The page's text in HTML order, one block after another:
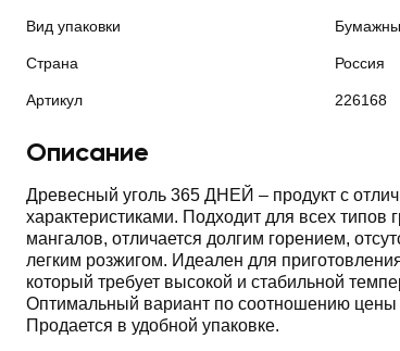
Вид упаковки
Страна Россия
Артикул 226168
Описание
Древесный уголь 365 ДНЕЙ – продукт с
характеристиками. Подходит для всех типов
мангалов, отличается долгим горением,
легким розжигом. Идеален для
который требует высокой и стабильной
Оптимальный вариант по соотношению цены
Продается в удобной упаковке.